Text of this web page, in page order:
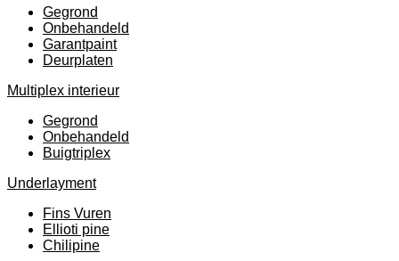
Gegrond
Onbehandeld
Garantpaint
Deurplaten
Multiplex interieur
Gegrond
Onbehandeld
Buigtriplex
Underlayment
Fins Vuren
Ellioti pine
Chilipine